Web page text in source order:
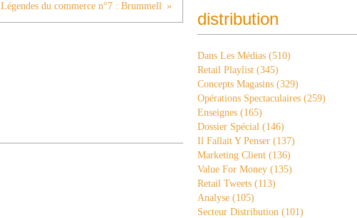
Légendes du commerce n°7 : Brummell
distribution
Dans Les Médias (510)
Retail Playlist (345)
Concepts Magasins (329)
Opérations Spectaculaires (259)
Enseignes (165)
Dossier Spécial (146)
Il Fallait Y Penser (137)
Marketing Client (136)
Value For Money (135)
Retail Tweets (113)
Analyse (105)
Secteur Distribution (101)